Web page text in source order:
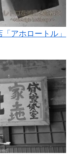
アホロートル」